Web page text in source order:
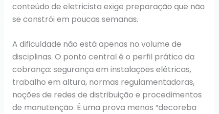
conteúdo de eletricista exige preparação que não
se constrói em poucas semanas.
A dificuldade não está apenas no volume de
disciplinas. O ponto central é o perfil prático da
cobrança: segurança em instalações elétricas,
trabalho em altura, normas regulamentadoras,
noções de redes de distribuição e procedimentos
de manutenção. É uma prova menos “decoreba